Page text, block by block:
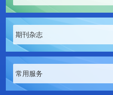
期刊杂志
常用服务